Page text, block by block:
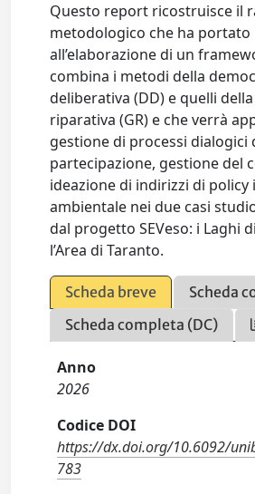
Questo report ricostruisce il
metodologico che ha portato
all’elaborazione di un
combina i metodi della
deliberativa (DD) e quelli
riparativa (GR) e che verrà
gestione di processi dialogici
partecipazione, gestione del
ideazione di indirizzi di policy
ambientale nei due casi
dal progetto SEVeso: i Laghi
l’Area di Taranto.
Scheda breve
Scheda
Scheda completa (DC)
Anno
2026
Codice DOI
https://dx.doi.org/10.6092/
783